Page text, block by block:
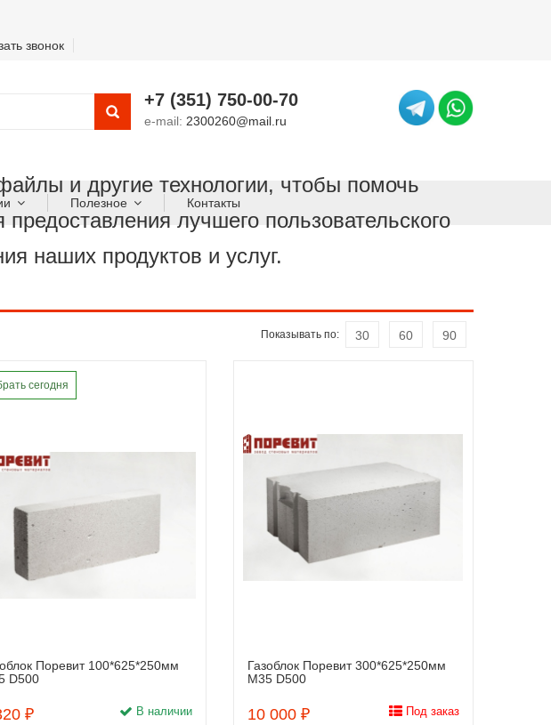
звонок
+7 (351) 750-00-70
e-mail: 2300260@mail.ru
Полезное Контакты
и другие технологии, чтобы помочь
лучшего пользовательского
наших продуктов и услуг.
Показывать по: 30 60 90
сегодня
Заказать
Поревит 100*625*250мм
D500
₽ В наличии
Заказать
Газоблок Поревит 300*625*250мм
М35 D500
10 000 ₽ Под заказ